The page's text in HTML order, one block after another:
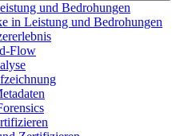
und Bedrohungen
in Leistung und Bedrohungen
Flow